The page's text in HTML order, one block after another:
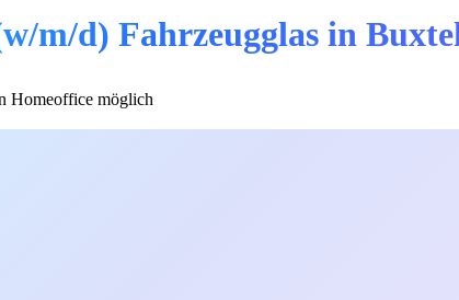
d) Fahrzeugglas in
Homeoffice möglich